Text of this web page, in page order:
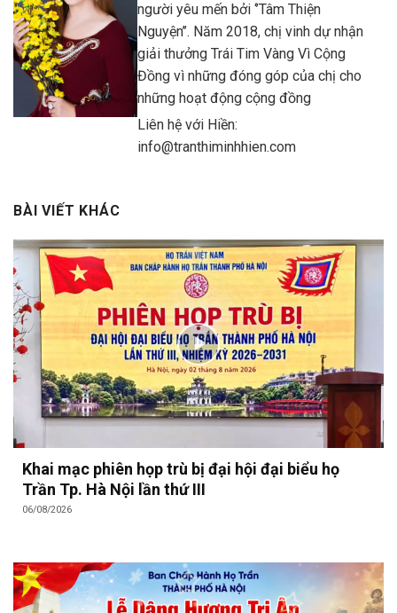
người yêu mến bởi ‘’Tâm Thiện
Nguyện’’. Năm 2018, chị vinh dự nhận
giải thưởng Trái Tim Vàng Vì Cộng
Đồng vì những đóng góp của chị cho
những hoạt động cộng đồng
Liên hệ với Hiền:
info@tranthiminhhien.com
BÀI VIẾT KHÁC
Khai mạc phiên họp trù bị đại hội đại biểu họ
Trần Tp. Hà Nội lần thứ III
06/08/2026